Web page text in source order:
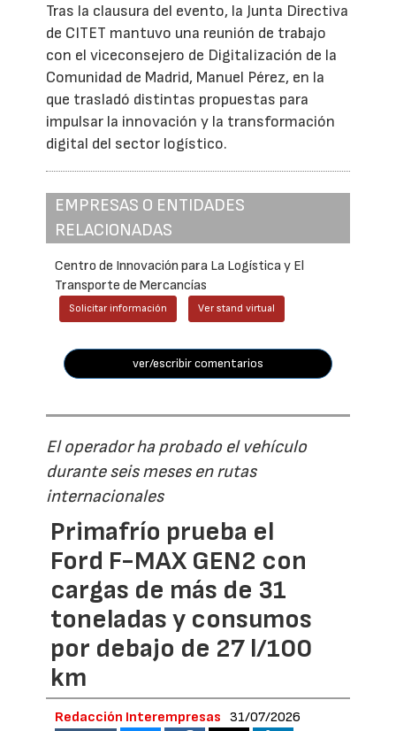
Tras la clausura del evento, la Junta Directiva
de CITET mantuvo una reunión de trabajo
con el viceconsejero de Digitalización de la
Comunidad de Madrid, Manuel Pérez, en la
que trasladó distintas propuestas para
impulsar la innovación y la transformación
digital del sector logístico.
EMPRESAS O ENTIDADES
RELACIONADAS
Centro de Innovación para La Logística y El
Transporte de Mercancías
Solicitar información Ver stand virtual
ver/escribir comentarios
El operador ha probado el vehículo
durante seis meses en rutas
internacionales
Primafrío prueba el
Ford F-MAX GEN2 con
cargas de más de 31
toneladas y consumos
por debajo de 27 l/100
km
Redacción Interempresas 31/07/2026